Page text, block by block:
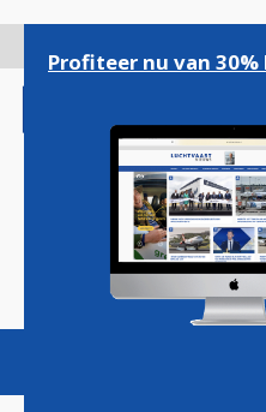
gaan
Magazine
Profiteer nu van